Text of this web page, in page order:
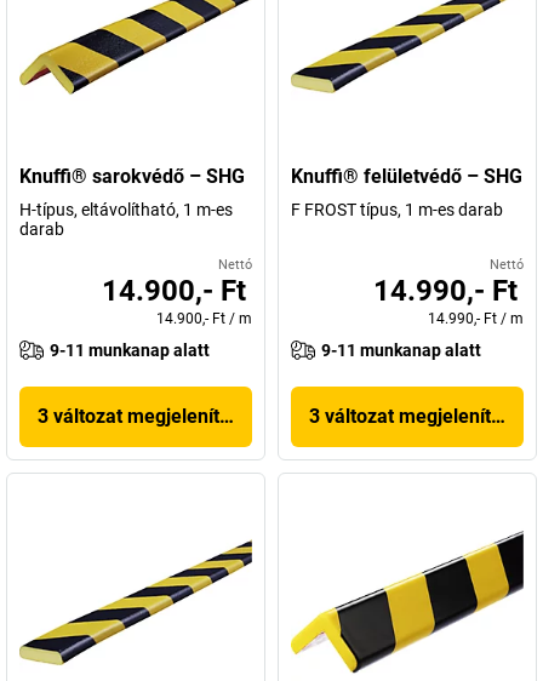
Knuffi® sarokvédő – SHG
H-típus, eltávolítható, 1 m-es
darab
Nettó
14.900,- Ft
14.900,- Ft / m
9-11 munkanap alatt
3 változat megjelenítése
Knuffi® felületvédő – SHG
F FROST típus, 1 m-es darab
Nettó
14.990,- Ft
14.990,- Ft / m
9-11 munkanap alatt
3 változat megjelenítése